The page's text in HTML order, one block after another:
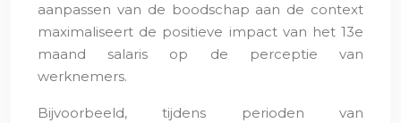
aanpassen van de boodschap aan de context
maximaliseert de positieve impact van het 13e
maand salaris op de perceptie van
werknemers.
Bijvoorbeeld, tijdens perioden van